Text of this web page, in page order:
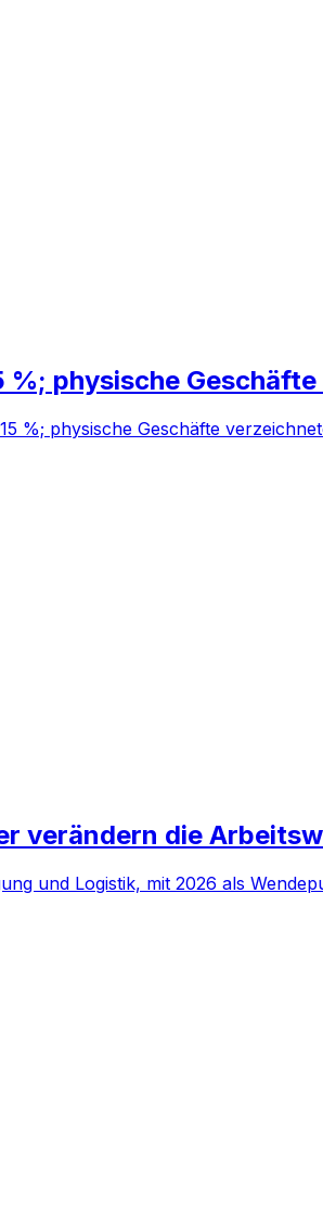
physische
%; physische Geschäfte
verändern die
und Logistik, mit 2026 als